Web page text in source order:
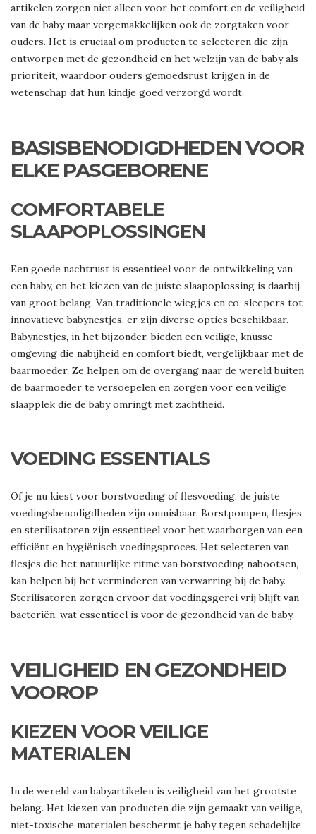
artikelen zorgen niet alleen voor het comfort en de veiligheid
van de baby maar vergemakkelijken ook de zorgtaken voor
ouders. Het is cruciaal om producten te selecteren die zijn
ontworpen met de gezondheid en het welzijn van de baby als
prioriteit, waardoor ouders gemoedsrust krijgen in de
wetenschap dat hun kindje goed verzorgd wordt.
BASISBENODIGDHEDEN VOOR
ELKE PASGEBORENE
COMFORTABELE
SLAAPOPLOSSINGEN
Een goede nachtrust is essentieel voor de ontwikkeling van
een baby, en het kiezen van de juiste slaapoplossing is daarbij
van groot belang. Van traditionele wiegjes en co-sleepers tot
innovatieve babynestjes, er zijn diverse opties beschikbaar.
Babynestjes, in het bijzonder, bieden een veilige, knusse
omgeving die nabijheid en comfort biedt, vergelijkbaar met de
baarmoeder. Ze helpen om de overgang naar de wereld buiten
de baarmoeder te versoepelen en zorgen voor een veilige
slaapplek die de baby omringt met zachtheid.
VOEDING ESSENTIALS
Of je nu kiest voor borstvoeding of flesvoeding, de juiste
voedingsbenodigdheden zijn onmisbaar. Borstpompen, flesjes
en sterilisatoren zijn essentieel voor het waarborgen van een
efficiënt en hygiënisch voedingsproces. Het selecteren van
flesjes die het natuurlijke ritme van borstvoeding nabootsen,
kan helpen bij het verminderen van verwarring bij de baby.
Sterilisatoren zorgen ervoor dat voedingsgerei vrij blijft van
bacteriën, wat essentieel is voor de gezondheid van de baby.
VEILIGHEID EN GEZONDHEID
VOOROP
KIEZEN VOOR VEILIGE
MATERIALEN
In de wereld van babyartikelen is veiligheid van het grootste
belang. Het kiezen van producten die zijn gemaakt van veilige,
niet-toxische materialen beschermt je baby tegen schadelijke